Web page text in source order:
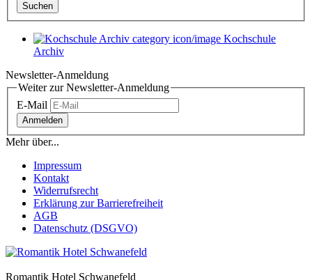
Suchen
Kochschule
Archiv
Newsletter-Anmeldung
Weiter zur Newsletter-Anmeldung
E-Mail
Anmelden
Mehr über...
Impressum
Kontakt
Widerrufsrecht
Erklärung zur Barrierefreiheit
AGB
Datenschutz (DSGVO)
Romantik Hotel Schwanefeld